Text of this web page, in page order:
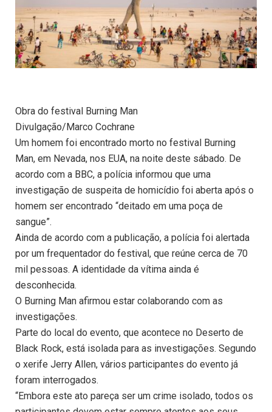
Obra do festival Burning Man
Divulgação/Marco Cochrane
Um homem foi encontrado morto no festival Burning
Man, em Nevada, nos EUA, na noite deste sábado. De
acordo com a BBC, a polícia informou que uma
investigação de suspeita de homicídio foi aberta após o
homem ser encontrado “deitado em uma poça de
sangue”.
Ainda de acordo com a publicação, a polícia foi alertada
por um frequentador do festival, que reúne cerca de 70
mil pessoas. A identidade da vítima ainda é
desconhecida.
O Burning Man afirmou estar colaborando com as
investigações.
Parte do local do evento, que acontece no Deserto de
Black Rock, está isolada para as investigações. Segundo
o xerife Jerry Allen, vários participantes do evento já
foram interrogados.
“Embora este ato pareça ser um crime isolado, todos os